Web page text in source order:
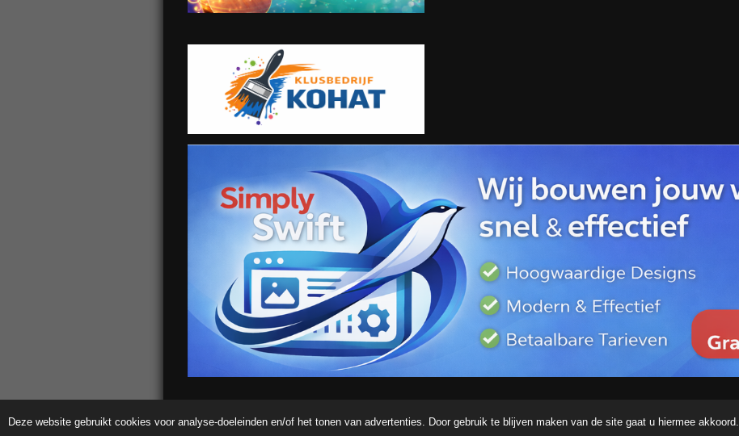
Deze website gebruikt cookies voor analyse-doeleinden en/of het tonen van advertenties. Door gebruik te blijven maken van de site gaat u hiermee akkoord.